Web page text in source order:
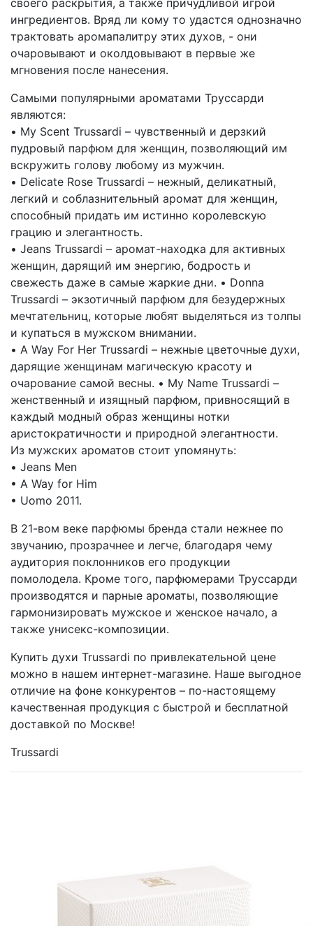
ингредиентов. Вряд ли кому то удастся однозначно
трактовать аромапалитру этих духов, - они
очаровывают и околдовывают в первые же
мгновения после нанесения.
Самыми популярными ароматами Труссарди
являются:
• My Scent Trussardi – чувственный и дерзкий
пудровый парфюм для женщин, позволяющий им
вскружить голову любому из мужчин.
• Delicate Rose Trussardi – нежный, деликатный,
легкий и соблазнительный аромат для женщин,
способный придать им истинно королевскую
грацию и элегантность.
• Jeans Trussardi – аромат-находка для активных
женщин, дарящий им энергию, бодрость и
свежесть даже в самые жаркие дни. • Donna
Trussardi – экзотичный парфюм для безудержных
мечтательниц, которые любят выделяться из толпы
и купаться в мужском внимании.
• A Way For Her Trussardi – нежные цветочные духи,
дарящие женщинам магическую красоту и
очарование самой весны. • My Name Trussardi –
женственный и изящный парфюм, привносящий в
каждый модный образ женщины нотки
аристократичности и природной элегантности.
Из мужских ароматов стоит упомянуть:
• Jeans Men
• A Way for Him
• Uomo 2011.
В 21-вом веке парфюмы бренда стали нежнее по
звучанию, прозрачнее и легче, благодаря чему
аудитория поклонников его продукции
помолодела. Кроме того, парфюмерами Труссарди
производятся и парные ароматы, позволяющие
гармонизировать мужское и женское начало, а
также унисекс-композиции.
Купить духи Trussardi по привлекательной цене
можно в нашем интернет-магазине. Наше выгодное
отличие на фоне конкурентов – по-настоящему
качественная продукция с быстрой и бесплатной
доставкой по Москве!
Trussardi